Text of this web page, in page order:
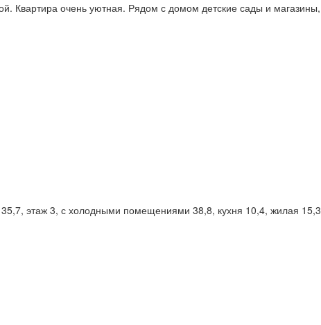
Квартира очень уютная. Рядом с домом детские сады и
этаж 3, с холодными помещениями 38,8, кухня 10,4, жилая